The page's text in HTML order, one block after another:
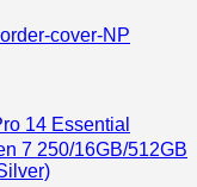
14 Essential
7 250/16GB/512GB